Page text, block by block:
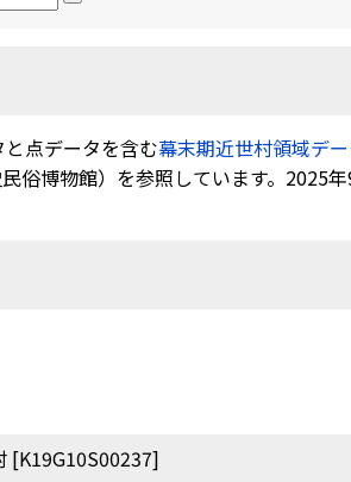
点データを含む幕末期近世村領域デ
博物館）を参照しています。2025
[K19G10S00237]